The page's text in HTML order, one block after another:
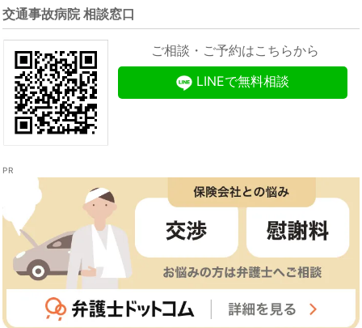
交通事故病院 相談窓口
ご相談・ご予約はこちらから
LINEで無料相談